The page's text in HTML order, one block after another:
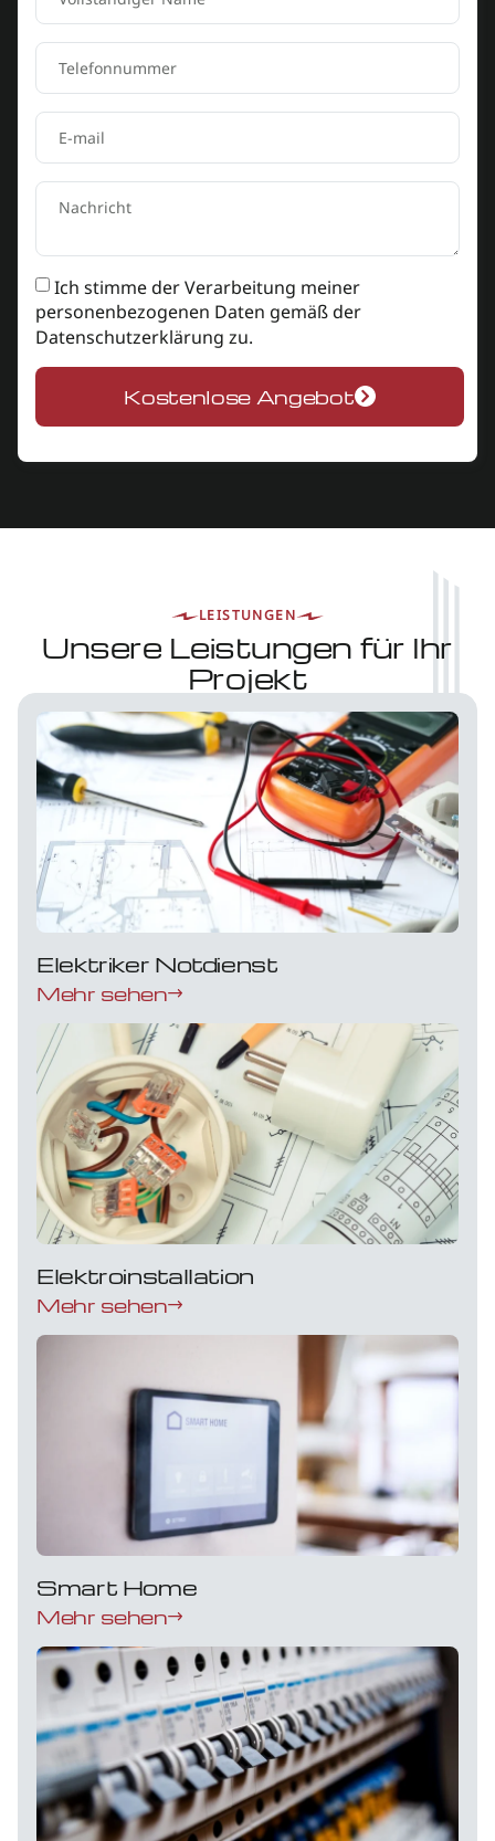
Ich stimme der Verarbeitung meiner
personenbezogenen Daten gemäß der
Datenschutzerklärung zu.
Kostenlose Angebot
LEISTUNGEN
Unsere Leistungen für Ihr
Projekt
Elektriker Notdienst
Mehr sehen
Elektroinstallation
Mehr sehen
Smart Home
Mehr sehen